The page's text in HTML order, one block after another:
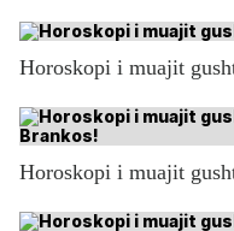
Horoskopi i muajit
Horoskopi i muajit